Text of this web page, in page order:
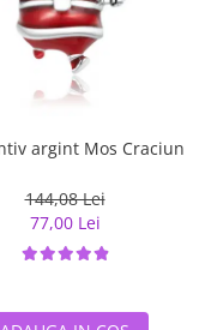
argint Mos Craciun
144,08 Lei
77,00 Lei